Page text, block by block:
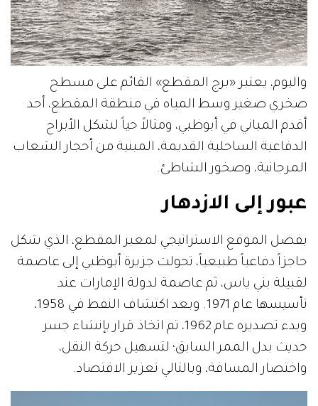
واليوم، يعتبر «برج المقطع» القائم على مسطح
صخري صغير وسط المياه في منطقة المقطع، أحد
أقدم المباني في أبوظبي، ومثالاً حياً لشكل الأبراج
الدفاعية الساحلية القديمة، المبنية من أحجار الشعاب
المرجانية، وصخور الشاطئ.
عبور إلى الازدهار
بفضل الموقع الاستراتيجي لمعبر المقطع، الذي شكل
حاجزاً دفاعياً طبيعياً، تحولت جزيرة أبوظبي إلى عاصمة
لقبيلة بني ياس، ثم عاصمة لدولة الإمارات عند
تأسيسها عام 1971. وبعد اكتشاف النفط في 1958،
وبدء تصديره عام 1962، تم اتخاذ قرار بإنشاء جسر
حديث بدل الممر السابق؛ لتسهيل حركة النقل،
واختصار المسافة، وبالتالي تعزيز الاقتصاد.